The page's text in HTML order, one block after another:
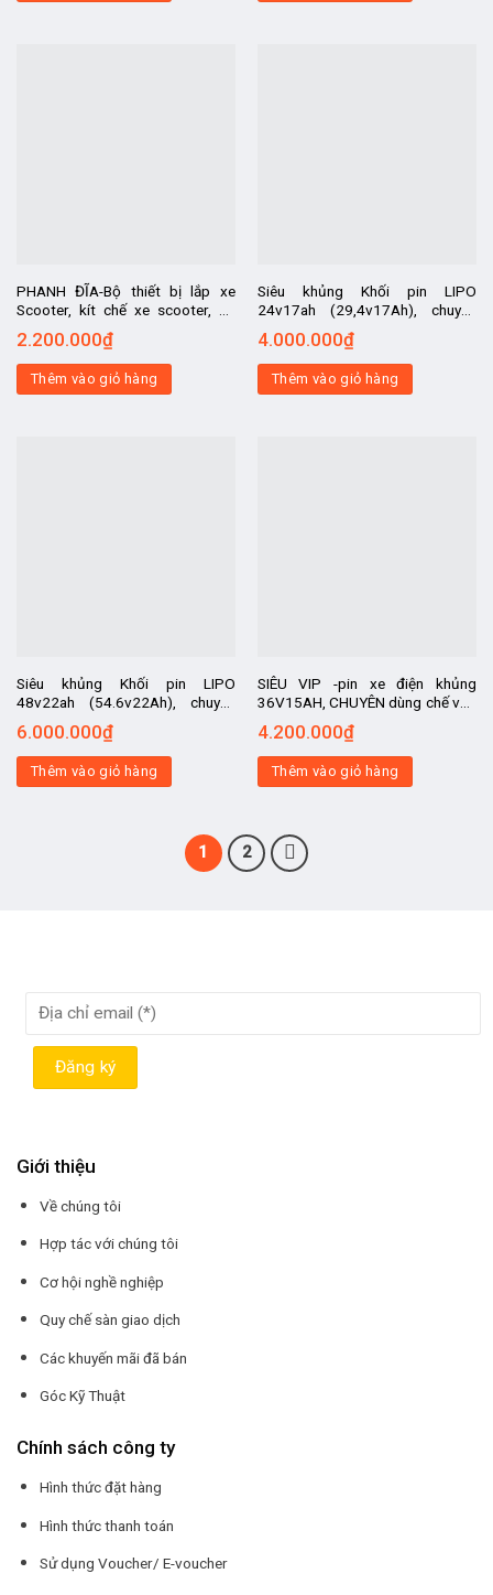
PHANH ĐĨA-Bộ thiết bị lắp xe
Scooter, kít chế xe scooter, kit
chế xe lăn điện, kit chế xe điện
chở hàng, chế xe đạp điện
2.200.000₫
Thêm vào giỏ hàng
Siêu khủng Khối pin LIPO
24v17ah (29,4v17Ah), chuyên
dùng cho xe đạp điện, xe điện
24v các loại
4.000.000₫
Thêm vào giỏ hàng
Siêu khủng Khối pin LIPO
48v22ah (54.6v22Ah), chuyên
dùng xe máy điện 48v các loại,
kèm sạc pin tự ngắt
6.000.000₫
Thêm vào giỏ hàng
SIÊU VIP -pin xe điện khủng
36V15AH, CHUYÊN dùng chế vào
xe thể thao, xe địa hình thành xe
điện, siêu bền.
4.200.000₫
Thêm vào giỏ hàng
1 2
Giới thiệu
Về chúng tôi
Hợp tác với chúng tôi
Cơ hội nghề nghiệp
Quy chế sàn giao dịch
Các khuyến mãi đã bán
Góc Kỹ Thuật
Chính sách công ty
Hình thức đặt hàng
Hình thức thanh toán
Sử dụng Voucher/ E-voucher